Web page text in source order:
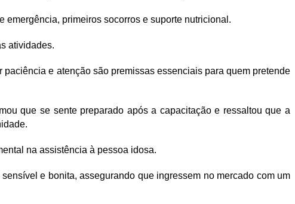
primeiros socorros e suporte nutricional.
atividades.
e atenção são premissas essenciais para quem pretende
que se sente preparado após a capacitação e ressaltou que a
na assistência à pessoa idosa.
e bonita, assegurando que ingressem no mercado com um